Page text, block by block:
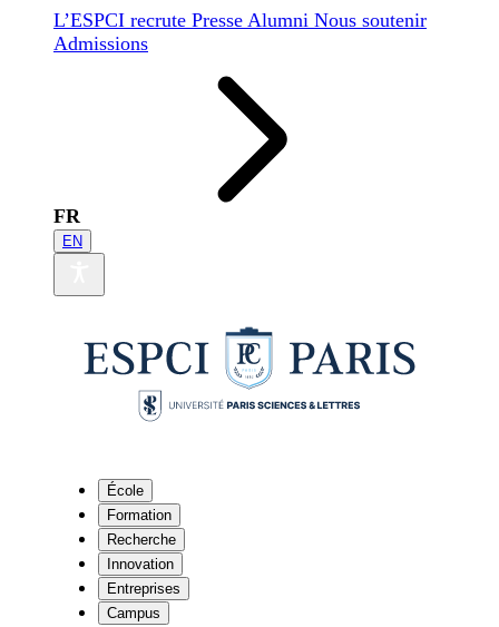
L’ESPCI recrute Presse Alumni Nous soutenir
Admissions
FR
EN
École
Formation
Recherche
Innovation
Entreprises
Campus